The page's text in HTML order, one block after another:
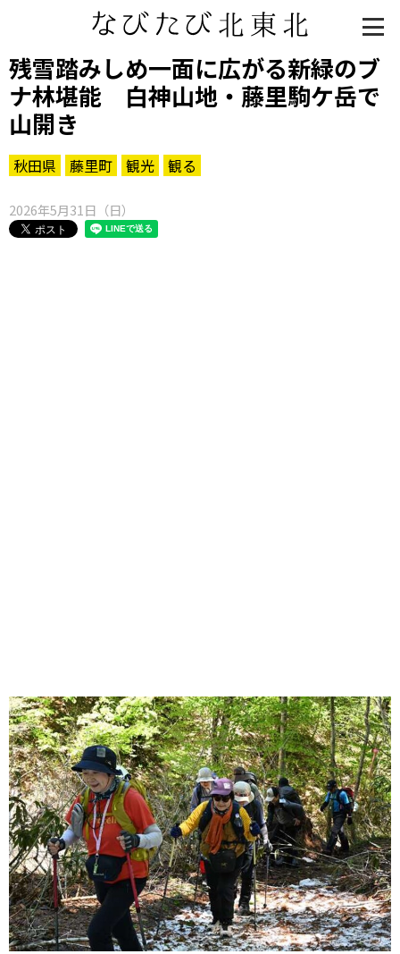
残雪踏みしめ一面に広がる新緑のブ
ナ林堪能 白神山地・藤里駒ケ岳で
山開き
秋田県 藤里町 観光 観る
2026年5月31日（日）